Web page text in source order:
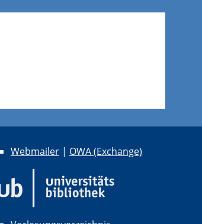
Webmailer | OWA (Exchange)